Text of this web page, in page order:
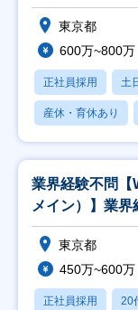
東京都
600万~800万
正社員採用 土
産休・育休あり
業界経験不問【
メイン）】業界
東京都
450万~600万
正社員採用 20